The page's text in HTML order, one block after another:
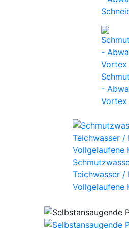
-
Vortex
Teichwasser /
Vollgelaufene